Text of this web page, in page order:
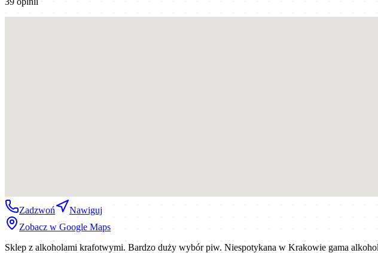
Zadzwoń
Nawiguj
Zobacz w Google Maps
Sklep z alkoholami krafotwymi. Bardzo duży wybór piw. Niespotykana w Krakowie gama